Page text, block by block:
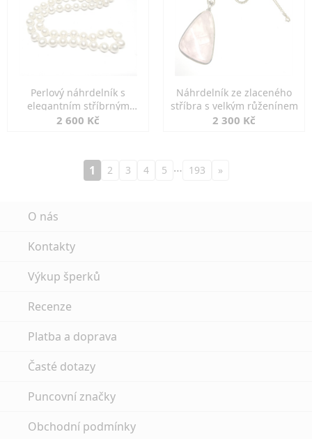
Perlový náhrdelník s
elegantním stříbrným
zapínáním
2 600 Kč
Náhrdelník ze zlaceného
stříbra s velkým růženínem
2 300 Kč
1 2 3 4 5 … 193 »
O nás
Kontakty
Výkup šperků
Recenze
Platba a doprava
Časté dotazy
Puncovní značky
Obchodní podmínky